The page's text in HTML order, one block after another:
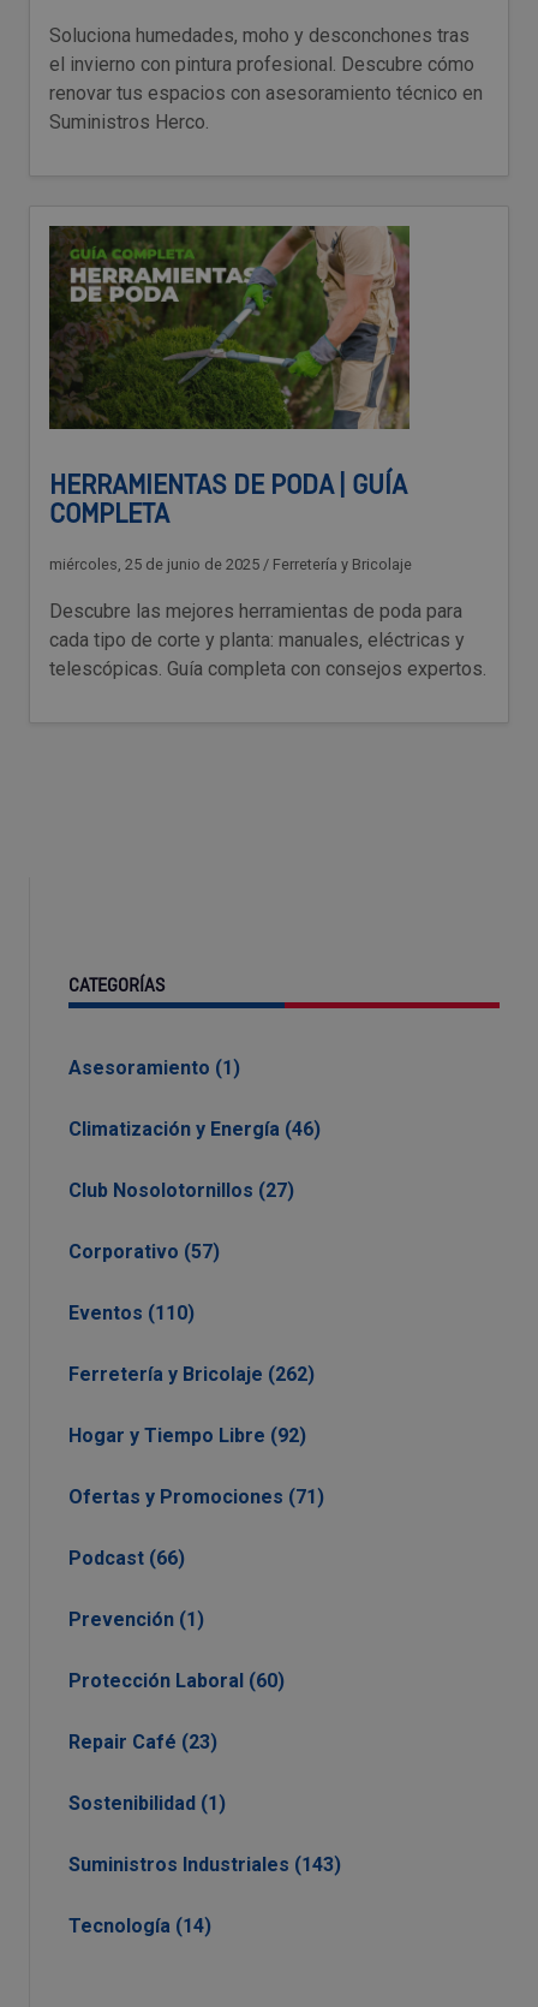
Soluciona humedades, moho y desconchones tras
el invierno con pintura profesional. Descubre cómo
renovar tus espacios con asesoramiento técnico en
Suministros Herco.
HERRAMIENTAS DE PODA | GUÍA
COMPLETA
miércoles, 25 de junio de 2025 / Ferretería y Bricolaje
Descubre las mejores herramientas de poda para
cada tipo de corte y planta: manuales, eléctricas y
telescópicas. Guía completa con consejos expertos.
CATEGORÍAS
Asesoramiento (1)
Climatización y Energía (46)
Club Nosolotornillos (27)
Corporativo (57)
Eventos (110)
Ferretería y Bricolaje (262)
Hogar y Tiempo Libre (92)
Ofertas y Promociones (71)
Podcast (66)
Prevención (1)
Protección Laboral (60)
Repair Café (23)
Sostenibilidad (1)
Suministros Industriales (143)
Tecnología (14)